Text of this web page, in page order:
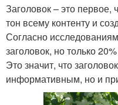
Заголовок – это первое,
тон всему контенту и
Согласно
заголовок, но только
Это значит, что
информативным, но и